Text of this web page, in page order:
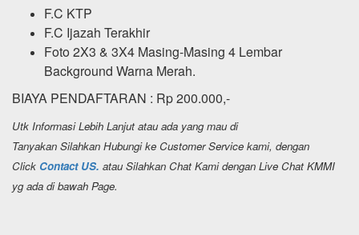
F.C KTP
F.C Ijazah Terakhir
Foto 2X3 & 3X4 Masing-Masing 4 Lembar
Background Warna Merah.
BIAYA PENDAFTARAN : Rp 200.000,-
Utk Informasi Lebih Lanjut atau ada yang mau di
Tanyakan Silahkan Hubungi ke Customer Service kami, dengan
Click Contact US. atau Silahkan Chat Kami dengan Live Chat KMMI
yg ada di bawah Page.